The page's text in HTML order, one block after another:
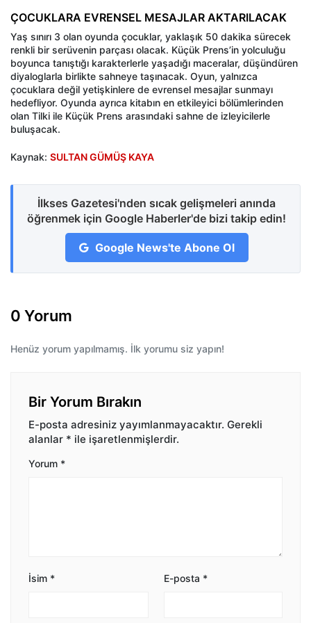
ÇOCUKLARA EVRENSEL MESAJLAR AKTARILACAK
Yaş sınırı 3 olan oyunda çocuklar, yaklaşık 50 dakika sürecek
renkli bir serüvenin parçası olacak. Küçük Prens’in yolculuğu
boyunca tanıştığı karakterlerle yaşadığı maceralar, düşündüren
diyaloglarla birlikte sahneye taşınacak. Oyun, yalnızca
çocuklara değil yetişkinlere de evrensel mesajlar sunmayı
hedefliyor. Oyunda ayrıca kitabın en etkileyici bölümlerinden
olan Tilki ile Küçük Prens arasındaki sahne de izleyicilerle
buluşacak.
Kaynak: SULTAN GÜMÜŞ KAYA
İlkses Gazetesi'nden sıcak gelişmeleri anında
öğrenmek için Google Haberler'de bizi takip edin!
Google News'te Abone Ol
0 Yorum
Henüz yorum yapılmamış. İlk yorumu siz yapın!
Bir Yorum Bırakın
E-posta adresiniz yayımlanmayacaktır. Gerekli
alanlar * ile işaretlenmişlerdir.
Yorum *
İsim * E-posta *